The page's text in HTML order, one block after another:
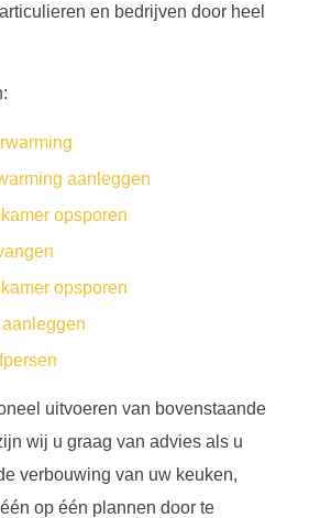
en bedrijven door heel
aanleggen
opsporen
opsporen
uitvoeren van bovenstaande
wij u graag van advies als u
verbouwing van uw keuken,
op één plannen door te